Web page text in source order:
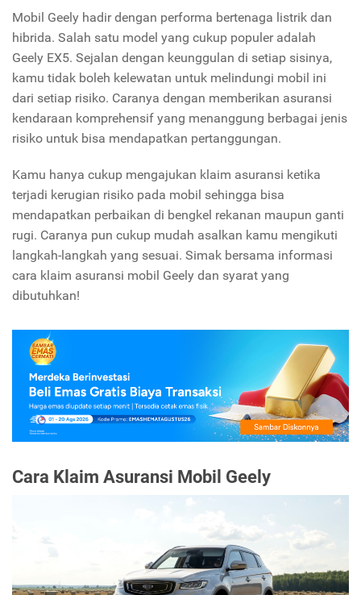
Mobil Geely hadir dengan performa bertenaga listrik dan
hibrida. Salah satu model yang cukup populer adalah
Geely EX5. Sejalan dengan keunggulan di setiap sisinya,
kamu tidak boleh kelewatan untuk melindungi mobil ini
dari setiap risiko. Caranya dengan memberikan asuransi
kendaraan komprehensif yang menanggung berbagai jenis
risiko untuk bisa mendapatkan pertanggungan.
Kamu hanya cukup mengajukan klaim asuransi ketika
terjadi kerugian risiko pada mobil sehingga bisa
mendapatkan perbaikan di bengkel rekanan maupun ganti
rugi. Caranya pun cukup mudah asalkan kamu mengikuti
langkah-langkah yang sesuai. Simak bersama informasi
cara klaim asuransi mobil Geely dan syarat yang
dibutuhkan!
Cara Klaim Asuransi Mobil Geely